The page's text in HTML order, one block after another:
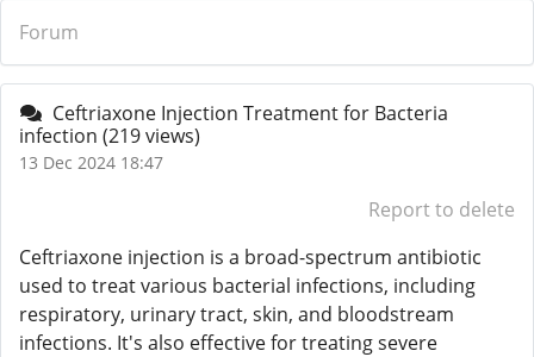
Forum
Ceftriaxone Injection Treatment for Bacteria
infection (219 views)
13 Dec 2024 18:47
Report to delete
Ceftriaxone injection is a broad-spectrum antibiotic
used to treat various bacterial infections, including
respiratory, urinary tract, skin, and bloodstream
infections. It's also effective for treating severe